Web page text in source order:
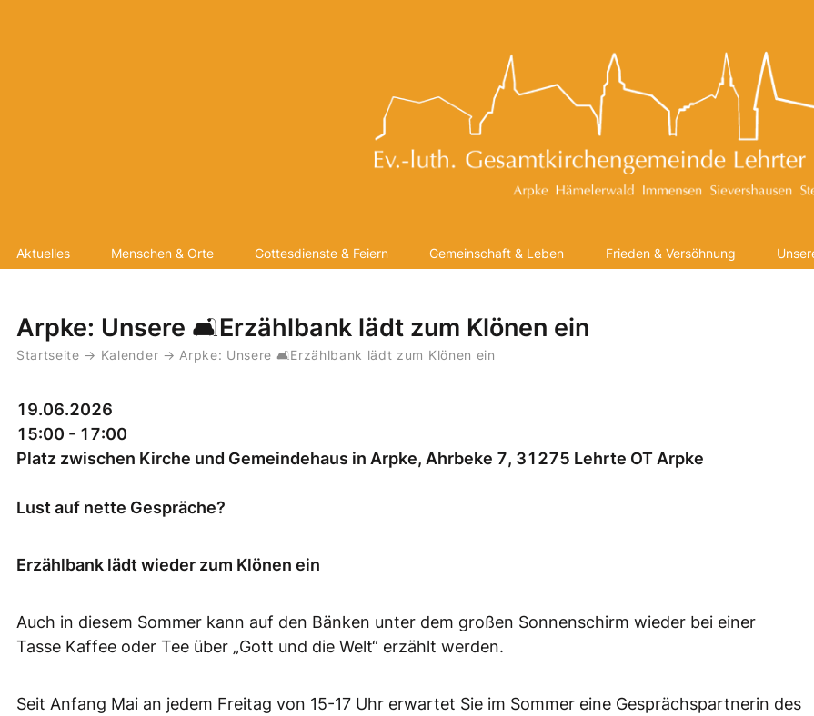
Aktuelles Menschen & Orte Gottesdienste & Feiern Gemeinschaft & Leben Frieden & Versöhnung
Arpke: Unsere 🛋️Erzählbank lädt zum Klönen ein
Startseite → Kalender → Arpke: Unsere 🛋️Erzählbank lädt zum Klönen ein
19.06.2026
15:00 - 17:00
Platz zwischen Kirche und Gemeindehaus in Arpke, Ahrbeke 7, 31275 Lehrte OT Arpke
Lust auf nette Gespräche?
Erzählbank lädt wieder zum Klönen ein
Auch in diesem Sommer kann auf den Bänken unter dem großen Sonnenschirm wieder bei einer
Tasse Kaffee oder Tee über „Gott und die Welt“ erzählt werden.
Seit Anfang Mai an jedem Freitag von 15-17 Uhr erwartet Sie im Sommer eine Gesprächspartnerin des